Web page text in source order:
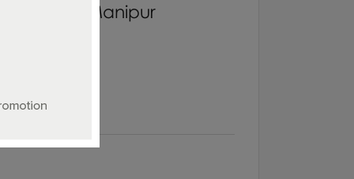
peint Manipur